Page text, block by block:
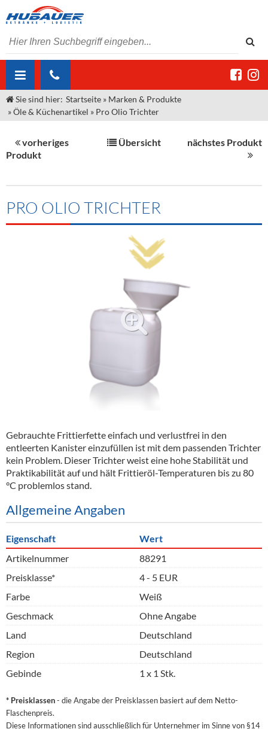
ÜBER UNS
Unser Liefergebiet
Kontakt
Angebote Gastronomie & Großhandel
Neuigkeiten
MARKEN & PRODUKTE
Sirup
Spirituosen
Kommisionskauf & Lieferbedingungen
Fremddienstleistungen
Sie sind hier: Startseite » Marken & Produkte
»Öle & Küchenartikel » Pro Olio Trichter
vorheriges
Produkt
Übersicht nächstes Produkt
PRO OLIO TRICHTER
Gebrauchte Frittierfette einfach und verlustfrei in den
entleerten Kanister einzufüllen ist mit dem passenden Trichter
kein Problem. Dieser Trichter weist eine hohe Stabilität und
Praktikabilität auf und hält Frittieröl-Temperaturen bis zu 80
°C problemlos stand.
Allgemeine Angaben
Eigenschaft
Wert
Artikelnummer
88291
Preisklasse*
4 - 5 EUR
Farbe
Weiß
Geschmack
Ohne Angabe
Land
Deutschland
Region
Deutschland
Gebinde
1 x 1 Stk.
* Preisklassen- die Angabe der Preisklassen basiert auf dem Netto-
Flaschenpreis.
Diese Informationen sind ausschließlich für Unternehmer im Sinne von §14